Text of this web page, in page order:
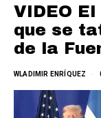
VIDEO
que se
de la
WLADIMIR ENRÍQUEZ